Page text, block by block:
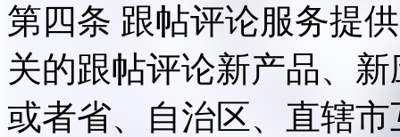
第四条 跟帖评论服务提
关的跟帖评论新产品、
或者省、自治区、直辖